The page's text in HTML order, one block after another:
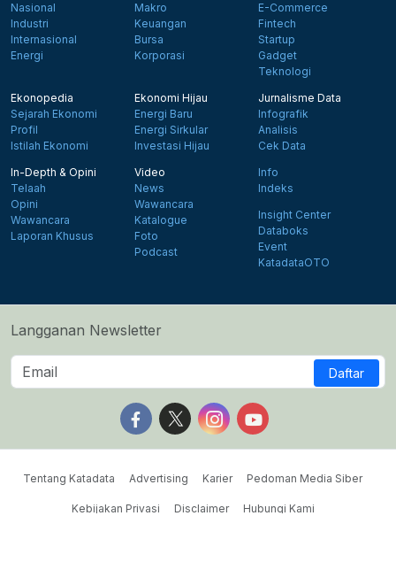
Nasional
Industri
Internasional
Energi
Makro
Keuangan
Bursa
Korporasi
E-Commerce
Fintech
Startup
Gadget
Teknologi
Ekonopedia
Sejarah Ekonomi
Profil
Istilah Ekonomi
Ekonomi Hijau
Energi Baru
Energi Sirkular
Investasi Hijau
Jurnalisme Data
Infografik
Analisis
Cek Data
In-Depth & Opini
Telaah
Opini
Wawancara
Laporan Khusus
Video
News
Wawancara
Katalogue
Foto
Podcast
Info
Indeks
Insight Center
Databoks
Event
KatadataOTO
Langganan Newsletter
Daftar
Follow us on Facebook
Follow us on X
Follow us on Instagram
Follow us on
Tentang Katadata Advertising Karier Pedoman Media Siber
Kebijakan Privasi Disclaimer Hubungi Kami